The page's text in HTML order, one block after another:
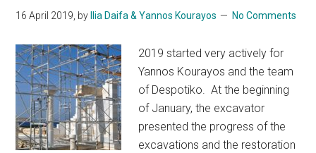
16 April 2019, by Ilia Daifa & Yannos Kourayos No Comments
2019 started very actively for
Yannos Kourayos and the team
of Despotiko. At the beginning
of January, the excavator
presented the progress of the
excavations and the restoration